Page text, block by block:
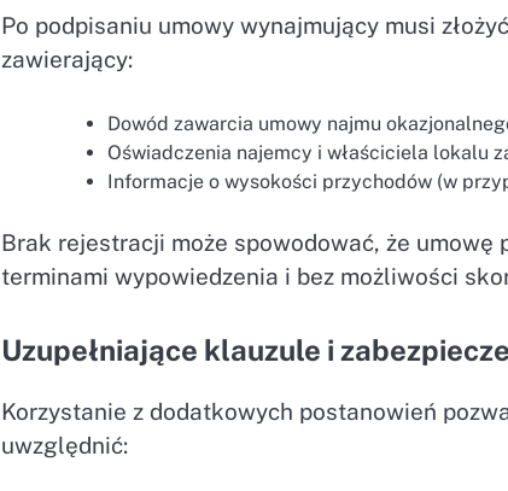
Po podpisaniu umowy wynajmujący musi
zawierający:
Dowód zawarcia umowy najmu
Oświadczenia najemcy i właściciela lokalu
Informacje o wysokości przychodów (w
Brak rejestracji może spowodować, że
terminami wypowiedzenia i bez możliwości
Uzupełniające klauzule i
Korzystanie z dodatkowych postanowień
uwzględnić: